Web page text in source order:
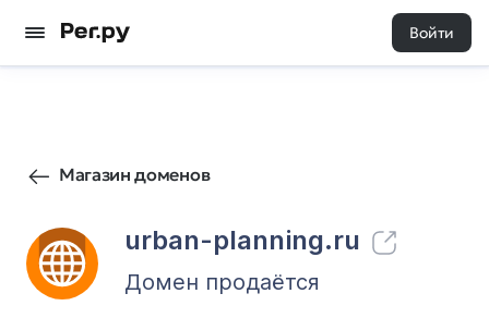
Войти
Магазин доменов
urban-planning.ru
16 0
Домен продаётся